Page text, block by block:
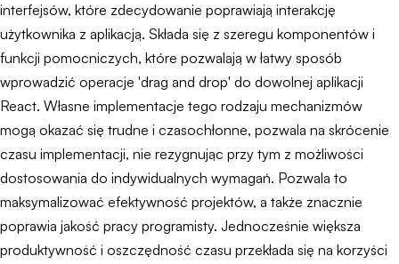
interfejsów, które zdecydowanie poprawiają interakcję
użytkownika z aplikacją. Składa się z szeregu komponentów i
funkcji pomocniczych, które pozwalają w łatwy sposób
wprowadzić operacje 'drag and drop' do dowolnej aplikacji
React. Własne implementacje tego rodzaju mechanizmów
mogą okazać się trudne i czasochłonne, pozwala na skrócenie
czasu implementacji, nie rezygnując przy tym z możliwości
dostosowania do indywidualnych wymagań. Pozwala to
maksymalizować efektywność projektów, a także znacznie
poprawia jakość pracy programisty. Jednocześnie większa
produktywność i oszczędność czasu przekłada się na korzyści